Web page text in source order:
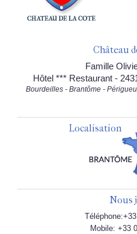
Château
Famille
Hôtel *** Restaurant -
Bourdeilles - Brantôme -
Localisation
Nous
Mobile: +33